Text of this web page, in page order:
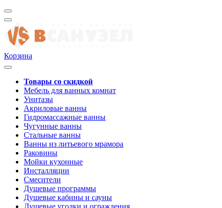
Корзина
Товары со скидкой
Мебель для ванных комнат
Унитазы
Акриловые ванны
Гидромассажные ванны
Чугунные ванны
Стальные ванны
Ванны из литьевого мрамора
Раковины
Мойки кухонные
Инсталляции
Смесители
Душевые программы
Душевые кабины и сауны
Душевые уголки и ограждения